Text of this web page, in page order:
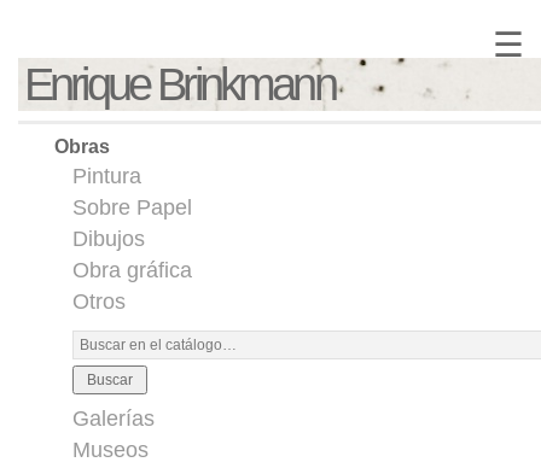
☰
Enrique Brinkmann
Obras
Pintura
Sobre Papel
Dibujos
Obra gráfica
Otros
Buscar
Galerías
Museos